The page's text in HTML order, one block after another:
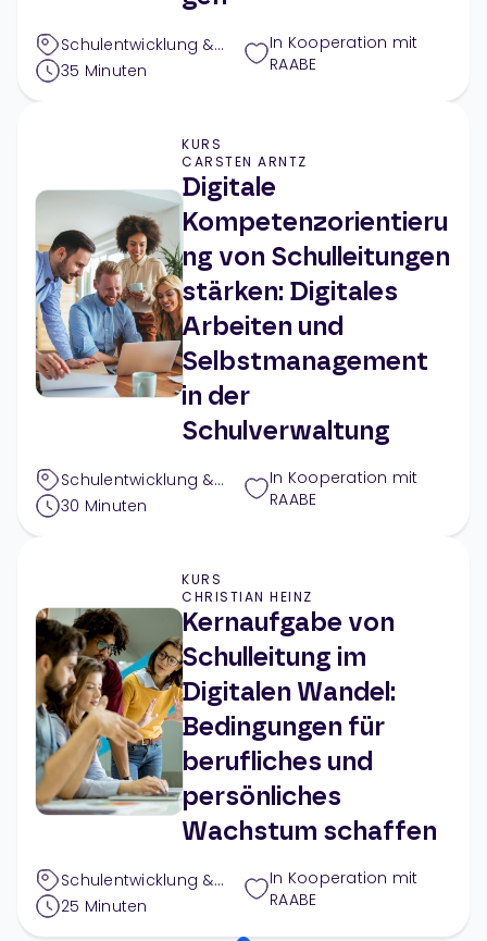
Schulentwicklung &
Außerunterrichtliches
35 Minuten
In Kooperation mit
RAABE
KURS
CARSTEN ARNTZ
Digitale
Kompetenzorientieru
ng von Schulleitungen
stärken: Digitales
Arbeiten und
Selbstmanagement
in der
Schulverwaltung
Schulentwicklung &
Außerunterrichtliches
30 Minuten
In Kooperation mit
RAABE
KURS
CHRISTIAN HEINZ
Kernaufgabe von
Schulleitung im
Digitalen Wandel:
Bedingungen für
berufliches und
persönliches
Wachstum schaffen
Schulentwicklung &
Außerunterrichtliches
25 Minuten
In Kooperation mit
RAABE